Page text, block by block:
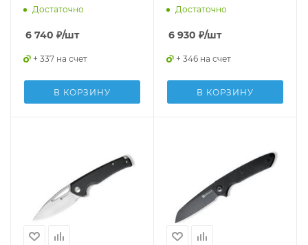
G10 Black
Достаточно
6 740 ₽/шт
+ 337 на счет
В КОРЗИНУ
Dark Green Canvas
Достаточно
6 930 ₽/шт
+ 346 на счет
В КОРЗИНУ